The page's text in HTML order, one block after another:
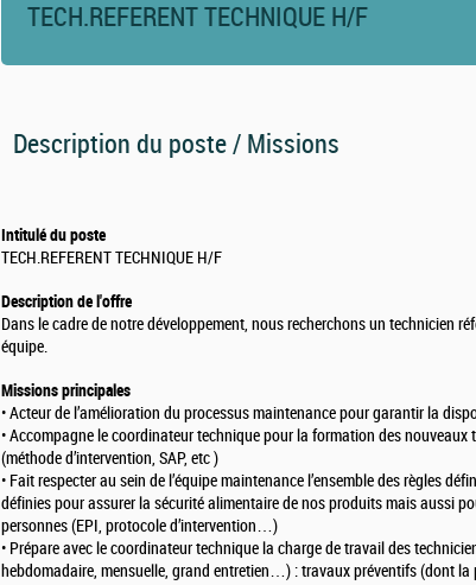
TECH.REFERENT TECHNIQUE H/F
Description du poste / Missions
Intitulé du poste
TECH.REFERENT TECHNIQUE H/F
Description de l'offre
Dans le cadre de notre développement, nous recherchons un technicien
équipe.
Missions principales
• Acteur de l’amélioration du processus maintenance pour garantir la
• Accompagne le coordinateur technique pour la formation des
(méthode d’intervention, SAP, etc )
• Fait respecter au sein de l’équipe maintenance l’ensemble des règles
définies pour assurer la sécurité alimentaire de nos produits mais aussi
personnes (EPI, protocole d’intervention…)
• Prépare avec le coordinateur technique la charge de travail des
hebdomadaire, mensuelle, grand entretien…) : travaux préventifs (dont